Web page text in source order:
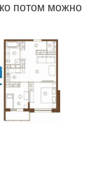
потом можно